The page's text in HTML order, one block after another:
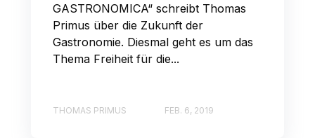
GASTRONOMICA“ schreibt Thomas
Primus über die Zukunft der
Gastronomie. Diesmal geht es um das
Thema Freiheit für die...
THOMAS PRIMUS FEB. 6, 2019